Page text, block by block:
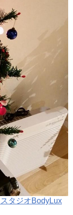
タジオBodyLux